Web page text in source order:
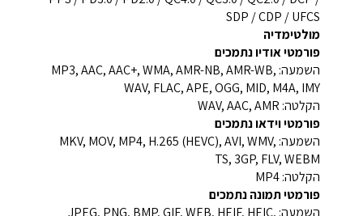
SDP / CDP / UFCS
מולטימדיה
פורמטי אודיו נתמכים
השמעה: MP3, AAC, AAC+, WMA, AMR-NB, AMR-WB,
WAV, FLAC, APE, OGG, MID, M4A, IMY
הקלטה: WAV, AAC, AMR
פורמטי וידאו נתמכים
השמעה: MKV, MOV, MP4, H.265 (HEVC), AVI, WMV,
TS, 3GP, FLV, WEBM
הקלטה: MP4
פורמטי תמונה נתמכים